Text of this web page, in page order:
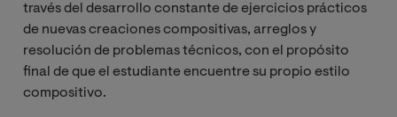
través del desarrollo constante de ejercicios prácticos
de nuevas creaciones compositivas, arreglos y
resolución de problemas técnicos, con el propósito
final de que el estudiante encuentre su propio estilo
compositivo.